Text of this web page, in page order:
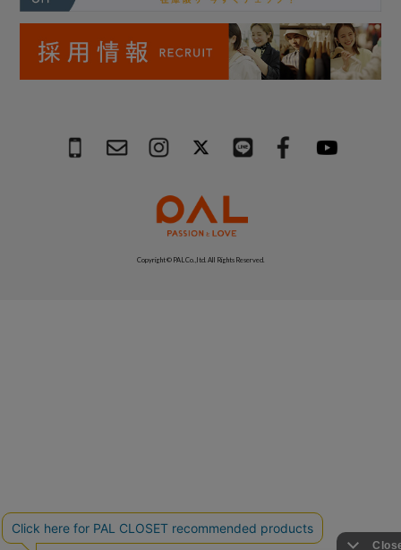
Copyright © PAL Co.,ltd. All Rights Reserved.